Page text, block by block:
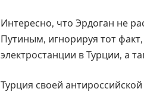
Интересно, что Эрдоган не
Путиным, игнорируя тот
электростанции в Турции, а
Турция своей